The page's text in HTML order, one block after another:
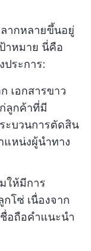
ากหลายขึ้นอยู่
าหมาย นี่คือ
ระการ:
เอกสารขาว
ลูกค้าที่มี
ะบวนการตัดสิน
หน่งผู้นำทาง
ให้มีการ
โซ่ เนื่องจาก
อถือคำแนะนำ